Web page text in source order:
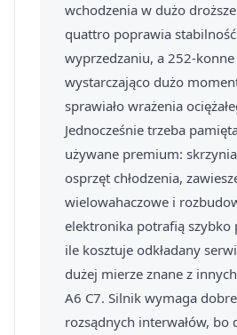
wchodzenia w dużo
quattro poprawia
wyprzedzaniu, a 252-konne
wystarczająco dużo
sprawiało wrażenia
Jednocześnie trzeba
używane premium:
osprzęt chłodzenia,
wielowahaczowe i
elektronika potrafią szybko
ile kosztuje odkładany
dużej mierze znane z
A6 C7. Silnik wymaga
rozsądnych interwałów, bo